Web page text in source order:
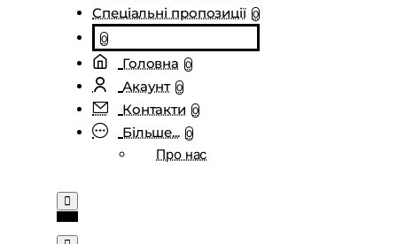
Спеціальні пропозиції 0
0
Головна 0
Акаунт 0
Контакти 0
Більше... 0
Про нас